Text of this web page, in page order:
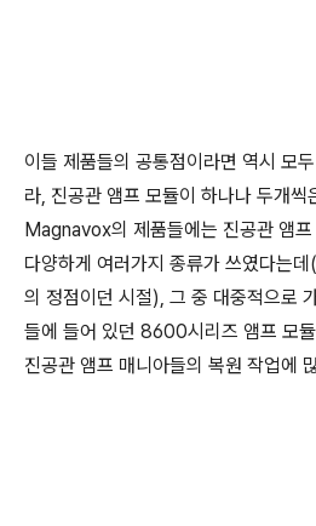
이들 제품들의 공통점이라면 역시 모
라, 진공관 앰프 모듈이 하나나 두개씩
Magnavox의 제품들에는 진공관 앰
다양하게 여러가지 종류가 쓰였다는
의 정점이던 시절), 그 중 대중적으로
들에 들어 있던 8600시리즈 앰프 모
진공관 앰프 매니아들의 복원 작업에